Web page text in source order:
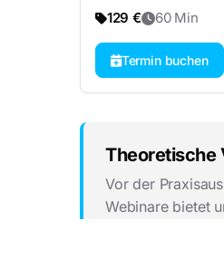
129 € 60 Min
Termin buchen
Theoretische
Vor der
Webinare bietet